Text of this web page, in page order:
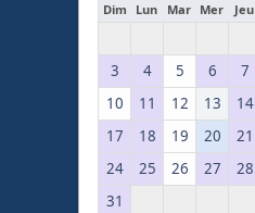
Dim Lun Mar Mer Jeu
3
4 5 6 7
10
11 12 13 14
17
18 19 20 21
24
25 26 27 28
31